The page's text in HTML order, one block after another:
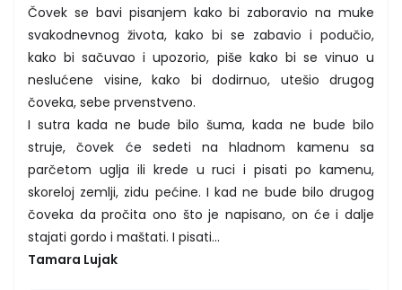
Čovek se bavi pisanjem kako bi zaboravio na muke
svakodnevnog života, kako bi se zabavio i podučio,
kako bi sačuvao i upozorio, piše kako bi se vinuo u
neslućene visine, kako bi dodirnuo, utešio drugog
čoveka, sebe prvenstveno.
I sutra kada ne bude bilo šuma, kada ne bude bilo
struje, čovek će sedeti na hladnom kamenu sa
parčetom uglja ili krede u ruci i pisati po kamenu,
skoreloj zemlji, zidu pećine. I kad ne bude bilo drugog
čoveka da pročita ono što je napisano, on će i dalje
stajati gordo i maštati. I pisati...
Tamara Lujak